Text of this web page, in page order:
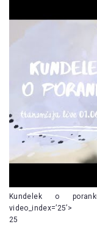
Kundelek o
video_index=’25’>
25